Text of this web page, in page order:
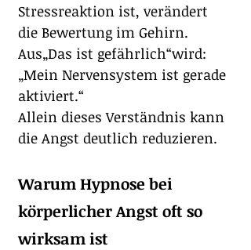
Stressreaktion ist, verändert
die Bewertung im Gehirn.
Aus„Das ist gefährlich“wird:
„Mein Nervensystem ist gerade
aktiviert.“
Allein dieses Verständnis kann
die Angst deutlich reduzieren.
Warum Hypnose bei
körperlicher Angst oft so
wirksam ist